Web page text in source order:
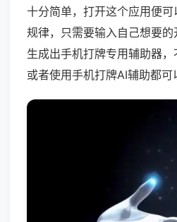
十分简单，打开这个应用便
规律，只需要输入自己想要
生成出手机打牌专用辅助器
或者使用手机打牌AI辅助都可